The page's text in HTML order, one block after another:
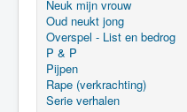
Neuk mijn vrouw
Oud neukt jong
Overspel - List en bedrog
P & P
Pijpen
Rape (verkrachting)
Serie verhalen